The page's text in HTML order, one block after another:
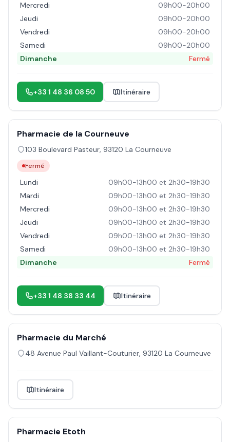
Mercredi
09h00-20h00
Jeudi
09h00-20h00
Vendredi
09h00-20h00
Samedi
09h00-20h00
Dimanche
Fermé
+33 1 48 36 08 50 Itinéraire
Pharmacie de la Courneuve
103 Boulevard Pasteur, 93120 La Courneuve
Fermé
Lundi
09h00-13h00 et 2h30-19h30
Mardi
09h00-13h00 et 2h30-19h30
Mercredi
09h00-13h00 et 2h30-19h30
Jeudi
09h00-13h00 et 2h30-19h30
Vendredi
09h00-13h00 et 2h30-19h30
Samedi
09h00-13h00 et 2h30-19h30
Dimanche
Fermé
+33 1 48 38 33 44 Itinéraire
Pharmacie du Marché
48 Avenue Paul Vaillant-Couturier, 93120 La Courneuve
Itinéraire
Pharmacie Etoth